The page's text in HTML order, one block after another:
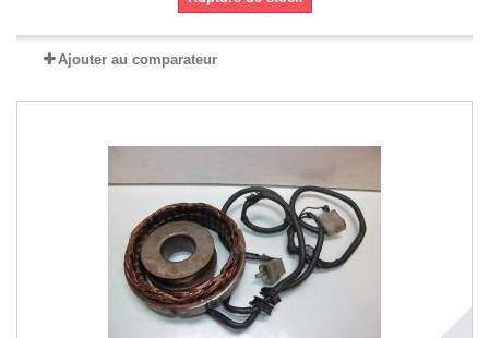
Ajouter au comparateur